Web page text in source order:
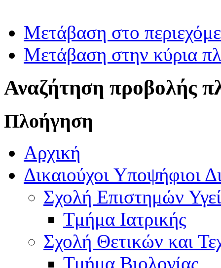
Μετάβαση στο
Μετάβαση στην κύρια
Αναζήτηση προβολής
Πλοήγηση
Αρχική
Δικαιούχοι Υποψήφιοι
Σχολή Επιστημών
Τμήμα Ιατρικής
Σχολή Θετικών και
Τμήμα Βιολογίας